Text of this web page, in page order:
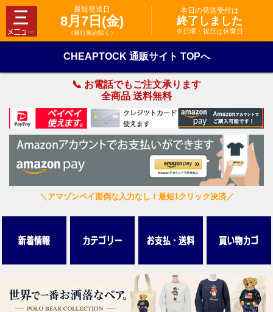
最短発送日
8月7日(金)
（銀行振込除く）
本日の発送受付は
終了しました
※日曜・祝日は休業日
CHEAPTOCK 通販サイト TOPへ
📞 お電話でもご注文承ります
全商品 送料無料
＼アマゾンペイ面倒な入力なし！最短1クリック決済／